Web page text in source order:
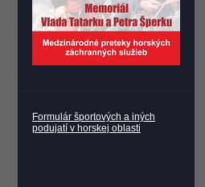
Formulár športových a iných
podujatí v horskej oblasti